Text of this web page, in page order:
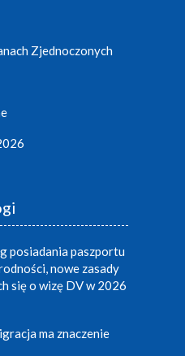
Zjednoczonych
posiadania paszportu
nowe zasady
się o wizę DV w 2026
ma znaczenie